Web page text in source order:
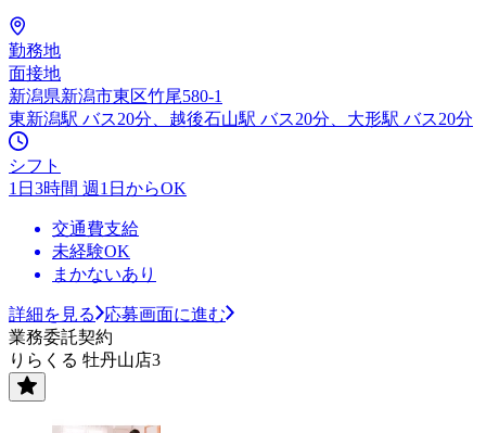
勤務地
面接地
新潟県新潟市東区竹尾580-1
東新潟駅 バス20分、越後石山駅 バス20分、大形駅 バス20分
シフト
1日3時間 週1日からOK
交通費支給
未経験OK
まかないあり
詳細を見る
応募画面に進む
業務委託契約
りらくる 牡丹山店3